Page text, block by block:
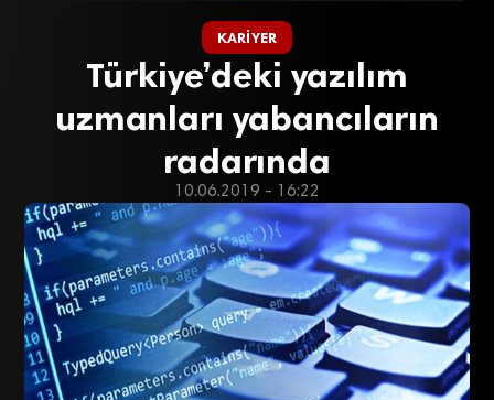
KARIYER
Türkiye’deki yazılım
uzmanları yabancıların
radarında
10.06.2019 - 16:22